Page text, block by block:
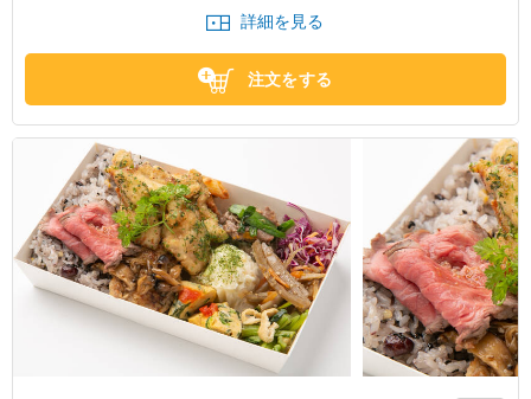
詳細を見る
注文をする